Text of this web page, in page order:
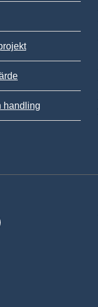
handling
på Instagram